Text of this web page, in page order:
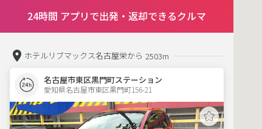
24時間 アプリで出発・返却できるクルマ
ホテルリブマックス名古屋栄から 2503m
名古屋市東区黒門町ステーション
愛知県名古屋市東区黒門町156-21